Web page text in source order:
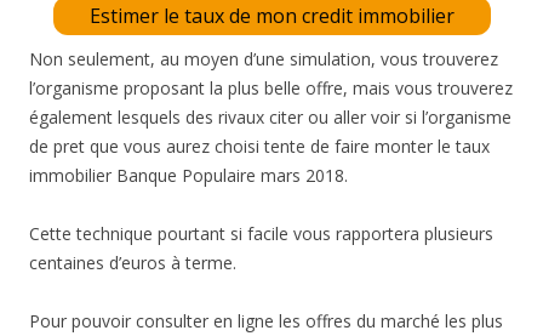
Estimer le taux de mon credit immobilier
Non seulement, au moyen d’une simulation, vous trouverez
l’organisme proposant la plus belle offre, mais vous trouverez
également lesquels des rivaux citer ou aller voir si l’organisme
de pret que vous aurez choisi tente de faire monter le taux
immobilier Banque Populaire mars 2018.
Cette technique pourtant si facile vous rapportera plusieurs
centaines d’euros à terme.
Pour pouvoir consulter en ligne les offres du marché les plus